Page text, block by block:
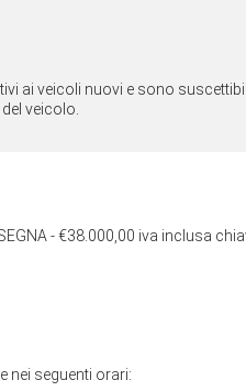
ai veicoli nuovi e sono
veicolo.
- €38.000,00 iva inclusa
nei seguenti orari:
VEDI SCHEDA